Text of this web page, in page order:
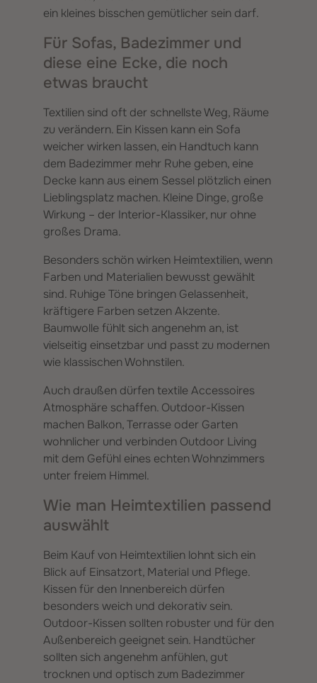
ein kleines bisschen gemütlicher sein darf.
Für Sofas, Badezimmer und
diese eine Ecke, die noch
etwas braucht
Textilien sind oft der schnellste Weg, Räume
zu verändern. Ein Kissen kann ein Sofa
weicher wirken lassen, ein Handtuch kann
dem Badezimmer mehr Ruhe geben, eine
Decke kann aus einem Sessel plötzlich einen
Lieblingsplatz machen. Kleine Dinge, große
Wirkung – der Interior-Klassiker, nur ohne
großes Drama.
Besonders schön wirken Heimtextilien, wenn
Farben und Materialien bewusst gewählt
sind. Ruhige Töne bringen Gelassenheit,
kräftigere Farben setzen Akzente.
Baumwolle fühlt sich angenehm an, ist
vielseitig einsetzbar und passt zu modernen
wie klassischen Wohnstilen.
Auch draußen dürfen textile Accessoires
Atmosphäre schaffen. Outdoor-Kissen
machen Balkon, Terrasse oder Garten
wohnlicher und verbinden Outdoor Living
mit dem Gefühl eines echten Wohnzimmers
unter freiem Himmel.
Wie man Heimtextilien passend
auswählt
Beim Kauf von Heimtextilien lohnt sich ein
Blick auf Einsatzort, Material und Pflege.
Kissen für den Innenbereich dürfen
besonders weich und dekorativ sein.
Outdoor-Kissen sollten robuster und für den
Außenbereich geeignet sein. Handtücher
sollten sich angenehm anfühlen, gut
trocknen und optisch zum Badezimmer